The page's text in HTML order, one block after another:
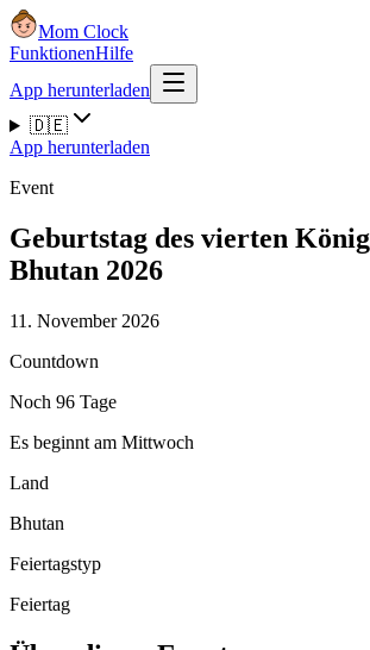
Mom Clock
FunktionenHilfe
App herunterladen
🇩🇪
App herunterladen
Event
Geburtstag des vierten
Bhutan 2026
11. November 2026
Countdown
Noch 96 Tage
Es beginnt am Mittwoch
Land
Bhutan
Feiertagstyp
Feiertag